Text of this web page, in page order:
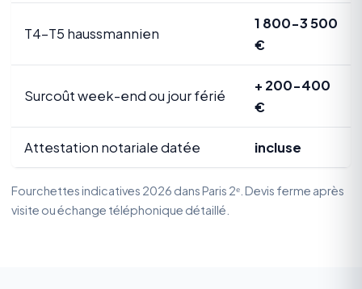
T4-T5 haussmannien
1 800-3 500
€
Surcoût week-end ou jour férié
+ 200-400
€
Attestation notariale datée incluse
Fourchettes indicatives 2026 dans Paris 2ᵉ. Devis ferme après
visite ou échange téléphonique détaillé.